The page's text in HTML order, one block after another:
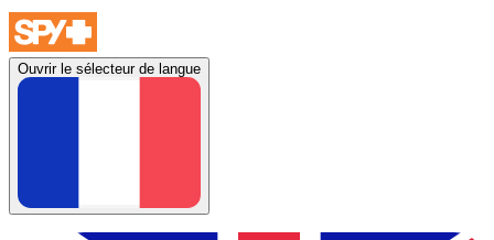
Ouvrir le sélecteur de langue